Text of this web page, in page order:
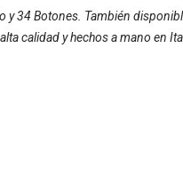
34 Botones. También
calidad y hechos a mano en